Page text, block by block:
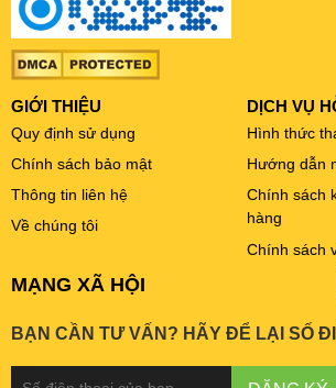
GIỚI THIỆU
Quy định sử dụng
Chính sách bảo mật
Thông tin liên hệ
Về chúng tôi
DỊCH VỤ
Hình thức
Hướng dẫn
Chính sách
hàng
Chính sách
MẠNG XÃ HỘI
BẠN CẦN TƯ VẤN? HÃY ĐỂ LẠI SỐ